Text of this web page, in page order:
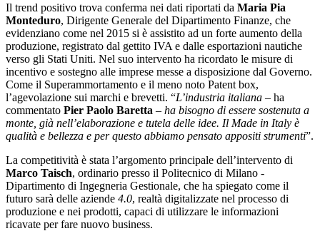
Il trend positivo trova conferma nei dati riportati da Maria Pia
Monteduro, Dirigente Generale del Dipartimento Finanze, che
evidenziano come nel 2015 si è assistito ad un forte aumento della
produzione, registrato dal gettito IVA e dalle esportazioni nautiche
verso gli Stati Uniti. Nel suo intervento ha ricordato le misure di
incentivo e sostegno alle imprese messe a disposizione dal Governo.
Come il Superammortamento e il meno noto Patent box,
l’agevolazione sui marchi e brevetti. “L’industria italiana – ha
commentato Pier Paolo Baretta – ha bisogno di essere sostenuta a
monte, già nell’elaborazione e tutela delle idee. Il Made in Italy è
qualità e bellezza e per questo abbiamo pensato appositi strumenti”.
La competitività è stata l’argomento principale dell’intervento di
Marco Taisch, ordinario presso il Politecnico di Milano -
Dipartimento di Ingegneria Gestionale, che ha spiegato come il
futuro sarà delle aziende 4.0, realtà digitalizzate nel processo di
produzione e nei prodotti, capaci di utilizzare le informazioni
ricavate per fare nuovo business.